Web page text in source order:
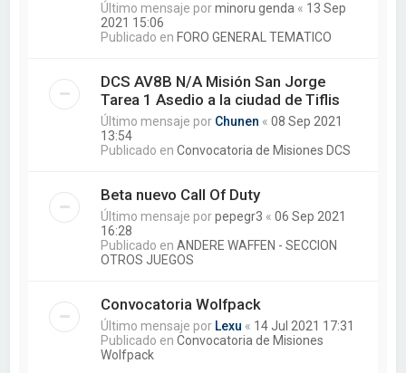
Último mensaje porminoru genda « 13 Sep
2021 15:06
Publicado en FORO GENERAL TEMATICO
DCS AV8B N/A Misión San Jorge
Tarea 1 Asedio a la ciudad de Tiflis
Último mensaje por Chunen «08 Sep 2021
13:54
Publicado enConvocatoria de Misiones DCS
Beta nuevo Call Of Duty
Último mensaje porpepegr3 «06 Sep 2021
16:28
Publicado enANDERE WAFFEN - SECCION
OTROS JUEGOS
Convocatoria Wolfpack
Último mensaje por Lexu « 14 Jul 2021 17:31
Publicado enConvocatoria de Misiones
Wolfpack